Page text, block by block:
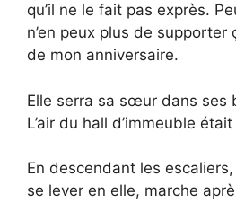
qu’il ne le fait pas exprès.
n’en peux plus de
de mon anniversaire.
Elle serra sa sœur dans ses
L’air du hall d’immeuble
En descendant les
se lever en elle, marche